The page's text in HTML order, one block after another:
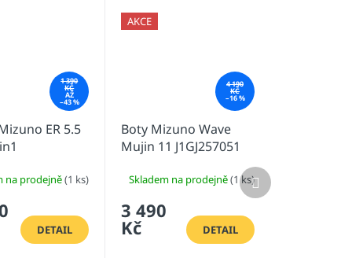
1 390
KČ
AŽ
–43 %
ER 5.5
na prodejně(1 ks)
DETAIL
AKCE
4 190
KČ
–16 %
Boty Mizuno Wave
Mujin 11 J1GJ257051
Skladem na prodejně(1 ks)
3 490
Kč DETAIL
Další
produkt